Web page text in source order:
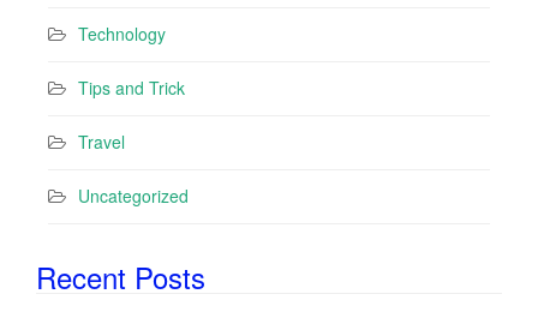
Technology
Tips and Trick
Travel
Uncategorized
Recent Posts